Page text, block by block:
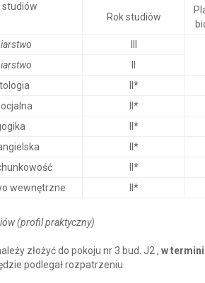
studiów
Rok studiów
II*
II*
II*
II*
II*
wewnętrzne II*
(profil praktyczny)
złożyć do pokoju nr 3 bud. J2 , w
podlegał rozpatrzeniu.